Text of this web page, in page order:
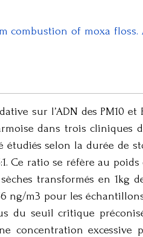
combustion of moxa
sur l’ADN des PM10 et
dans trois cliniques
étudiés selon la durée de
Ce ratio se réfère au poids
transformés en 1kg de
ng/m3 pour les
du seuil critique
concentration excessive